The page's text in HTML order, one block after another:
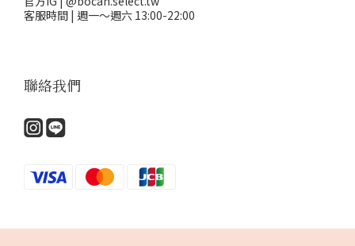
客服時間 | 週一～週六 13:00-22:00
聯絡我們